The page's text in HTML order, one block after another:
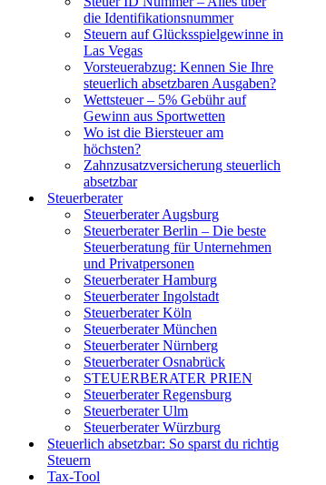
die Identifikationsnummer
Steuern auf Glücksspielgewinne in
Las Vegas
Vorsteuerabzug: Kennen Sie Ihre
steuerlich absetzbaren Ausgaben?
Wettsteuer – 5% Gebühr auf
Gewinn aus Sportwetten
Wo ist die Biersteuer am
höchsten?
Zahnzusatzversicherung steuerlich
absetzbar
Steuerberater
Steuerberater Augsburg
Steuerberater Berlin – Die beste
Steuerberatung für Unternehmen
und Privatpersonen
Steuerberater Hamburg
Steuerberater Ingolstadt
Steuerberater Köln
Steuerberater München
Steuerberater Nürnberg
Steuerberater Osnabrück
STEUERBERATER PRIEN
Steuerberater Regensburg
Steuerberater Ulm
Steuerberater Würzburg
Steuerlich absetzbar: So sparst du richtig
Steuern
Tax-Tool